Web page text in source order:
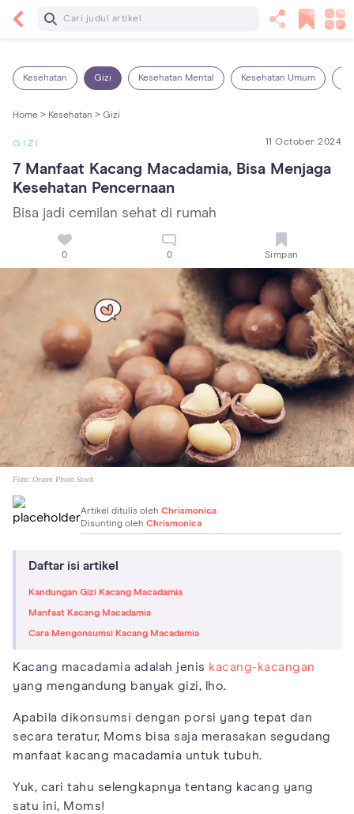
Baca Selanjutnya
Kesehatan Gizi Kesehatan Mental Kesehatan Umum
Home > Kesehatan > Gizi
GIZI 11 October 2024
7 Manfaat Kacang Macadamia, Bisa Menjaga
Kesehatan Pencernaan
Bisa jadi cemilan sehat di rumah
0 0 Simpan
Foto: Orami Photo Stock
Artikel ditulis oleh Chrismonica
Disunting oleh Chrismonica
Daftar isi artikel
Kandungan Gizi Kacang Macadamia
Manfaat Kacang Macadamia
Cara Mengonsumsi Kacang Macadamia
Kacang macadamia adalah jenis kacang-kacangan
yang mengandung banyak gizi, lho.
Apabila dikonsumsi dengan porsi yang tepat dan
secara teratur, Moms bisa saja merasakan segudang
manfaat kacang macadamia untuk tubuh.
Yuk, cari tahu selengkapnya tentang kacang yang
satu ini, Moms!